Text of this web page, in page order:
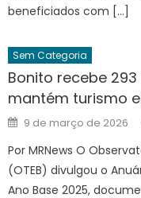
beneficiados com […]
Sem Categoria
Bonito recebe
mantém turismo
Posted
on
9 de março de 2026
Por MRNews O
(OTEB) divulgou o
Ano Base 2025,